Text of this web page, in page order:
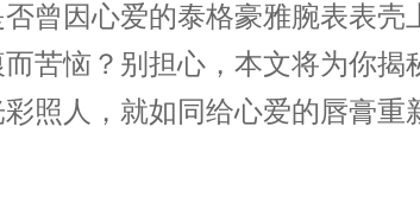
因心爱的泰格豪雅腕表表壳
苦恼？别担心，本文将为你揭
照人，就如同给心爱的唇膏重